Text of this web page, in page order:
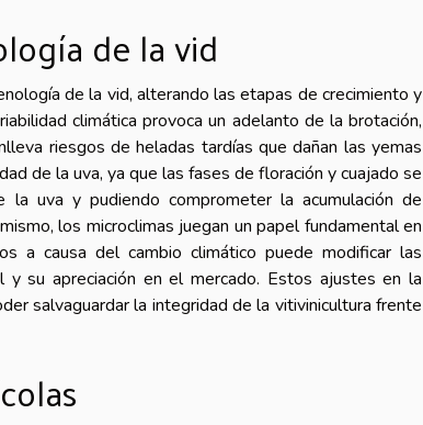
de la vid
de la vid, alterando las etapas de crecimiento y
climática provoca un adelanto de la brotación,
riesgos de heladas tardías que dañan las yemas
de la uva, ya que las fases de floración y cuajado se
la uva y pudiendo comprometer la acumulación de
los microclimas juegan un papel fundamental en
a causa del cambio climático puede modificar las
su apreciación en el mercado. Estos ajustes en la
salvaguardar la integridad de la vitivinicultura frente